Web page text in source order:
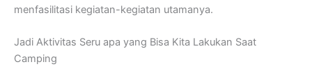
menfasilitasi kegiatan-kegiatan utamanya.
Jadi Aktivitas Seru apa yang Bisa Kita Lakukan Saat
Camping